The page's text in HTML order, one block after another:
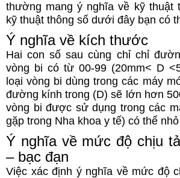
thường mang ý nghĩa về kỹ thuật
kỹ thuật thông số dưới đây bạn có
Ý nghĩa về kích thước
Hai con số sau cùng chỉ chỉ
vòng bi có từ 00-99 (20mm< D
loại vòng bi dùng trong các máy
đường kính trong (D) sẽ lớn hơn
vòng bi được sử dụng trong các
gặp trong Nha khoa y tế) có thể
Ý nghĩa về mức độ chịu
– bạc đạn
Việc xác định ý nghĩa về mức độ